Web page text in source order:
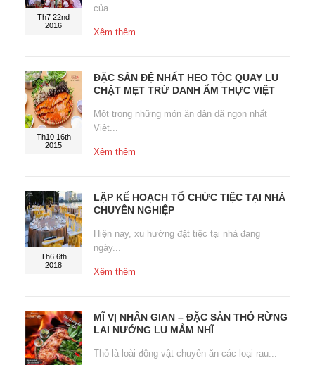
Th7 22nd
2016
của...
Xêm thêm
Th10 16th
2015
ĐẶC SẢN ĐỆ NHẤT HEO TỘC QUAY LU
CHẶT MẸT TRỨ DANH ẨM THỰC VIỆT
Một trong những món ăn dân dã ngon nhất
Việt...
Xêm thêm
Th6 6th
2018
LẬP KẾ HOẠCH TỔ CHỨC TIỆC TẠI NHÀ
CHUYÊN NGHIỆP
Hiện nay, xu hướng đặt tiệc tại nhà đang
ngày...
Xêm thêm
MĨ VỊ NHÂN GIAN – ĐẶC SẢN THỎ RỪNG
LAI NƯỚNG LU MẮM NHĨ
Thỏ là loài động vật chuyên ăn các loại rau...